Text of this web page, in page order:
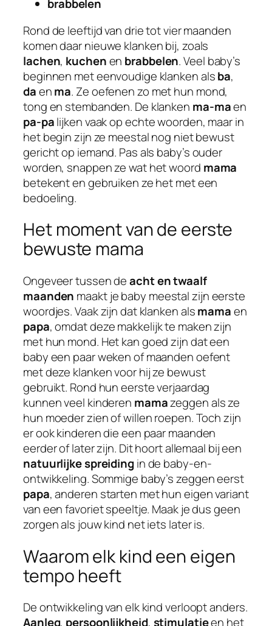
brabbelen
Rond de leeftijd van drie tot vier maanden
komen daar nieuwe klanken bij, zoals
lachen, kuchenen brabbelen. Veel baby’s
beginnen met eenvoudige klanken alsba,
daenma. Ze oefenen zo met hun mond,
tong en stembanden. De klanken ma-maen
pa-palijken vaak op echte woorden, maar in
het begin zijn ze meestal nog niet bewust
gericht op iemand. Pas als baby’s ouder
worden, snappen ze wat het woord mama
betekent en gebruiken ze het met een
bedoeling.
Het moment van de eerste
bewuste mama
Ongeveer tussen deacht en twaalf
maanden maakt je baby meestal zijn eerste
woordjes. Vaak zijn dat klanken alsmamaen
papa, omdat deze makkelijk te maken zijn
met hun mond. Het kan goed zijn dat een
baby een paar weken of maanden oefent
met deze klanken voor hij ze bewust
gebruikt. Rond hun eerste verjaardag
kunnen veel kinderen mamazeggen als ze
hun moeder zien of willen roepen. Toch zijn
er ook kinderen die een paar maanden
eerder of later zijn. Dit hoort allemaal bij een
natuurlijke spreiding in de baby-en-
ontwikkeling. Sommige baby’s zeggen eerst
papa, anderen starten met hun eigen variant
van een favoriet speeltje. Maak je dus geen
zorgen als jouw kind net iets later is.
Waarom elk kind een eigen
tempo heeft
De ontwikkeling van elk kind verloopt anders.
Aanleg, persoonlijkheid, stimulatieen het